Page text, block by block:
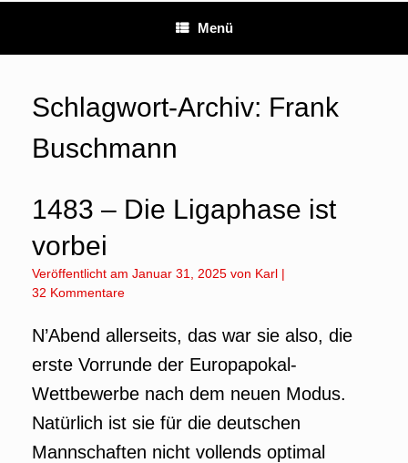
Menü
Schlagwort-Archiv: Frank
Buschmann
1483 – Die Ligaphase ist
vorbei
Veröffentlicht am Januar 31, 2025 von Karl |
32 Kommentare
N’Abend allerseits, das war sie also, die
erste Vorrunde der Europapokal-
Wettbewerbe nach dem neuen Modus.
Natürlich ist sie für die deutschen
Mannschaften nicht vollends optimal